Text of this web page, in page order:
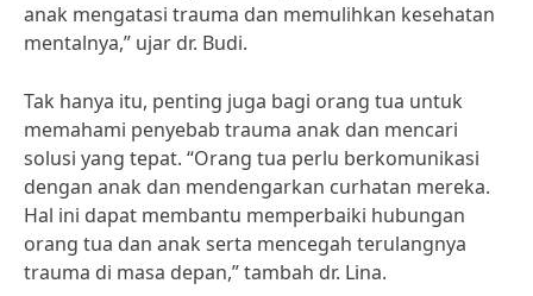
anak mengatasi trauma dan memulihkan kesehatan
mentalnya,” ujar dr. Budi.
Tak hanya itu, penting juga bagi orang tua untuk
memahami penyebab trauma anak dan mencari
solusi yang tepat. “Orang tua perlu berkomunikasi
dengan anak dan mendengarkan curhatan mereka.
Hal ini dapat membantu memperbaiki hubungan
orang tua dan anak serta mencegah terulangnya
trauma di masa depan,” tambah dr. Lina.